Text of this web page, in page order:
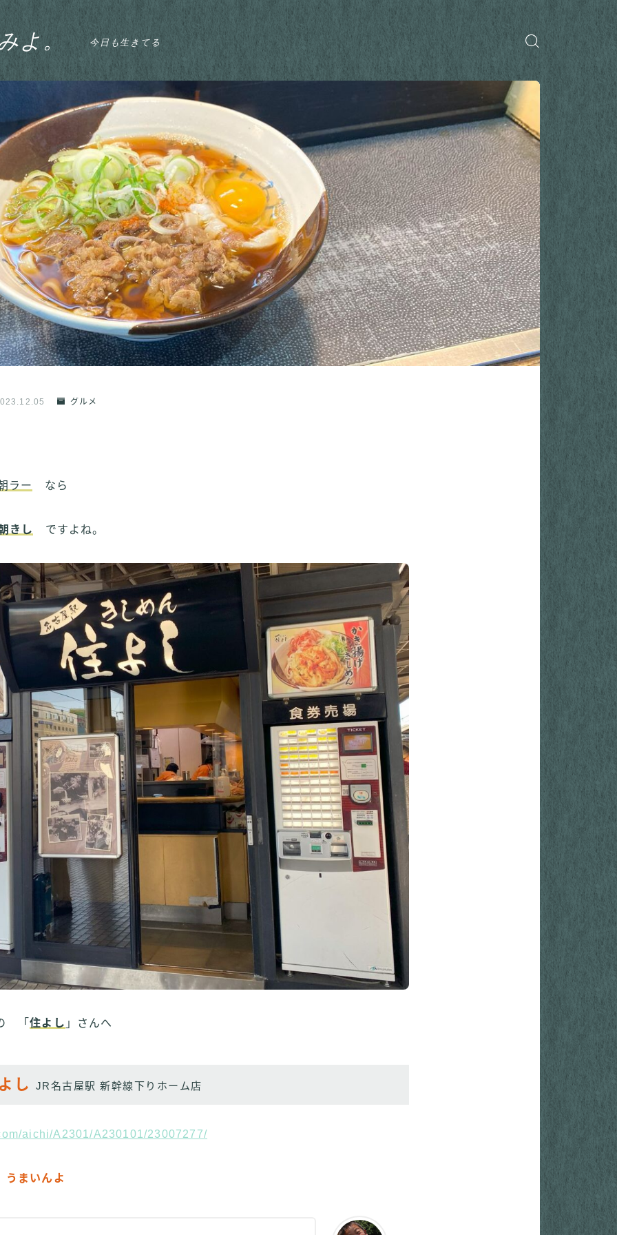
よ。 今日も生きてる
グルメ
ラー なら
きし ですよね。
「住よし 」さんへ
し JR名古屋駅 新幹線下りホーム店
aichi/A2301/A230101/23007277/
うまいんよ